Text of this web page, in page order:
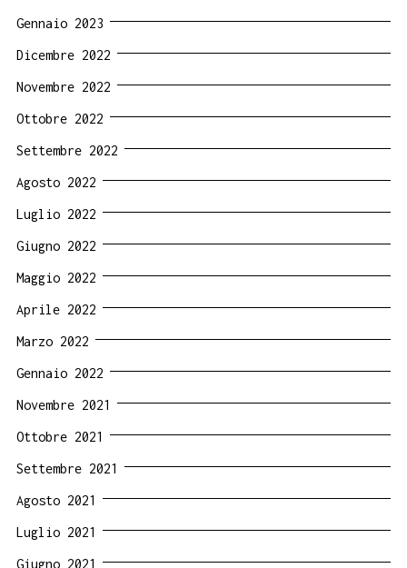
Gennaio 2023
Dicembre 2022
Novembre 2022
Ottobre 2022
Settembre 2022
Agosto 2022
Luglio 2022
Giugno 2022
Maggio 2022
Aprile 2022
Marzo 2022
Gennaio 2022
Novembre 2021
Ottobre 2021
Settembre 2021
Agosto 2021
Luglio 2021
Giugno 2021